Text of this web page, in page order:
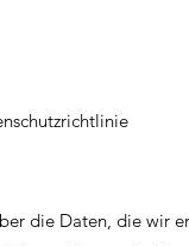
die Daten, die wir